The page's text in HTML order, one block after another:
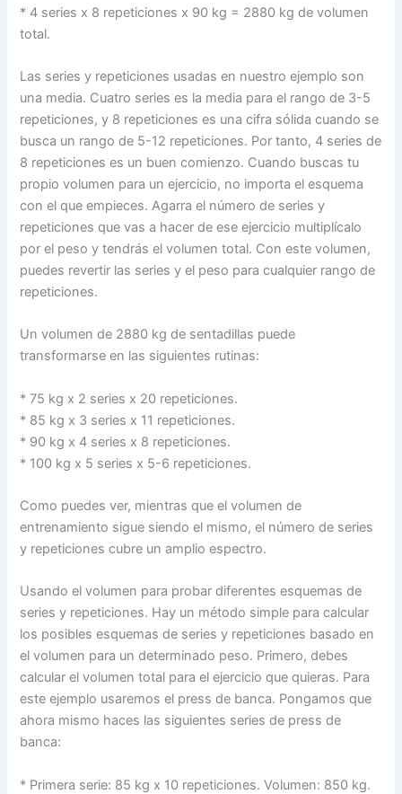
* 4 series x 8 repeticiones x 90 kg = 2880 kg de volumen
total.
Las series y repeticiones usadas en nuestro ejemplo son
una media. Cuatro series es la media para el rango de 3-5
repeticiones, y 8 repeticiones es una cifra sólida cuando se
busca un rango de 5-12 repeticiones. Por tanto, 4 series de
8 repeticiones es un buen comienzo. Cuando buscas tu
propio volumen para un ejercicio, no importa el esquema
con el que empieces. Agarra el número de series y
repeticiones que vas a hacer de ese ejercicio multiplícalo
por el peso y tendrás el volumen total. Con este volumen,
puedes revertir las series y el peso para cualquier rango de
repeticiones.
Un volumen de 2880 kg de sentadillas puede
transformarse en las siguientes rutinas:
* 75 kg x 2 series x 20 repeticiones.
* 85 kg x 3 series x 11 repeticiones.
* 90 kg x 4 series x 8 repeticiones.
* 100 kg x 5 series x 5-6 repeticiones.
Como puedes ver, mientras que el volumen de
entrenamiento sigue siendo el mismo, el número de series
y repeticiones cubre un amplio espectro.
Usando el volumen para probar diferentes esquemas de
series y repeticiones. Hay un método simple para calcular
los posibles esquemas de series y repeticiones basado en
el volumen para un determinado peso. Primero, debes
calcular el volumen total para el ejercicio que quieras. Para
este ejemplo usaremos el press de banca. Pongamos que
ahora mismo haces las siguientes series de press de
banca:
* Primera serie: 85 kg x 10 repeticiones. Volumen: 850 kg.